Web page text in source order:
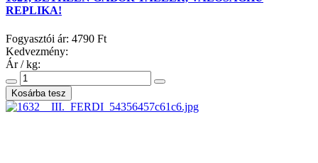
REPLIKA!
Fogyasztói ár: 4790 Ft
Kedvezmény:
Ár / kg: